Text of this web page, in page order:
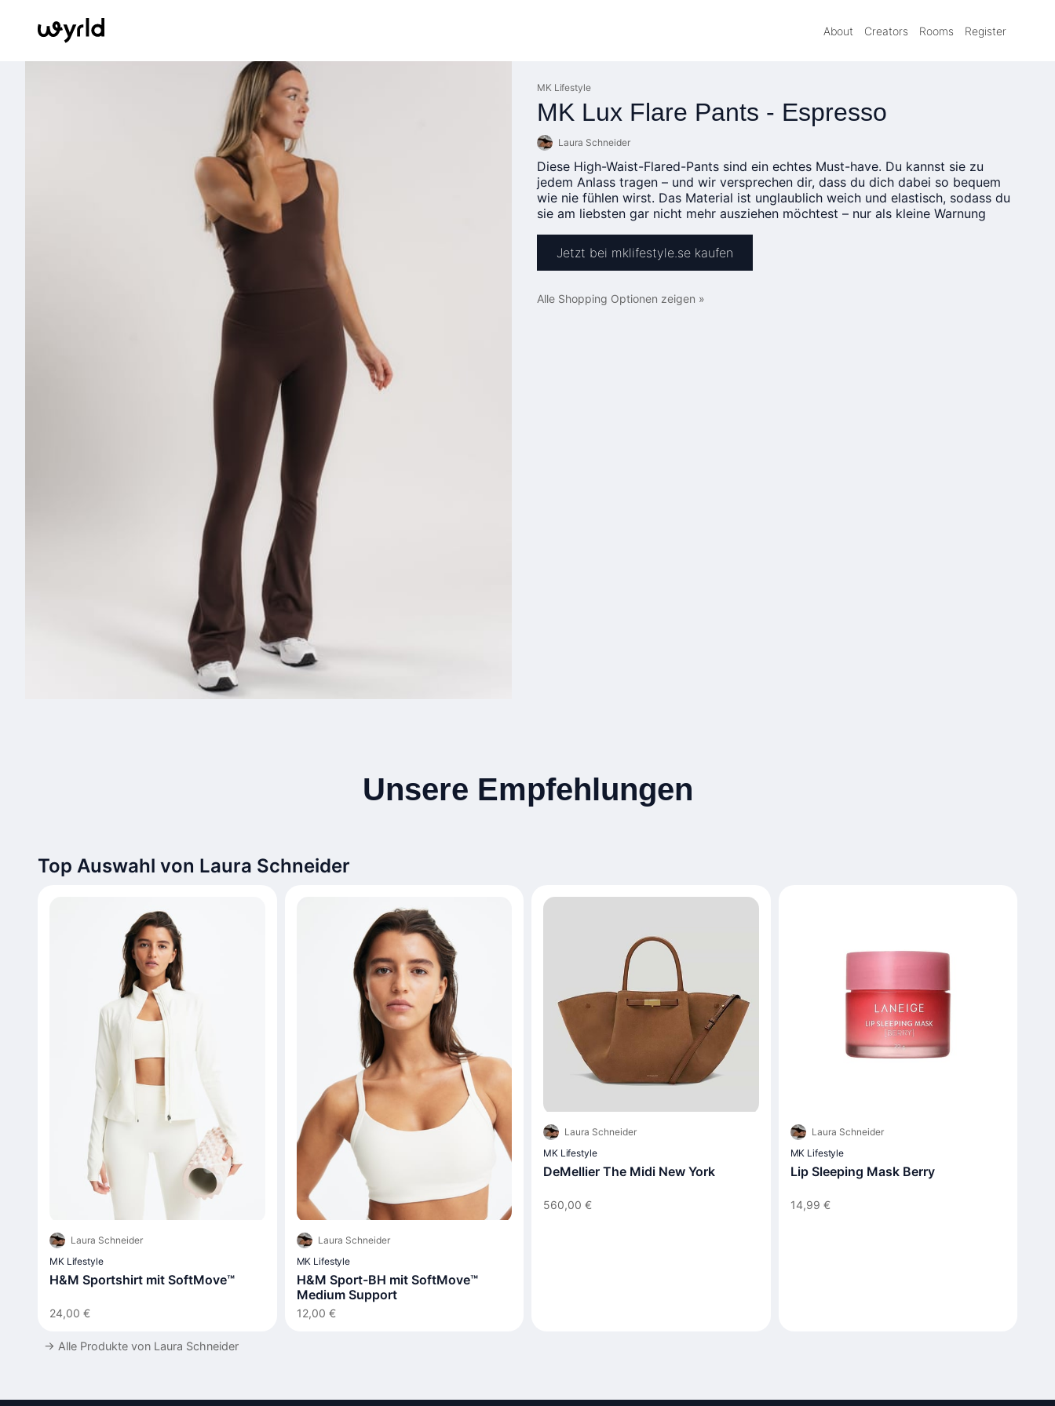
About Creators Rooms Register
MK Lifestyle
MK Lux Flare Pants - Espresso
Laura Schneider
Diese High-Waist-Flared-Pants sind ein echtes Must-have. Du kannst sie zu
jedem Anlass tragen – und wir versprechen dir, dass du dich dabei so bequem
wie nie fühlen wirst. Das Material ist unglaublich weich und elastisch, sodass du
sie am liebsten gar nicht mehr ausziehen möchtest – nur als kleine Warnung
Jetzt bei mklifestyle.se kaufen
Alle Shopping Optionen zeigen »
Unsere Empfehlungen
Top Auswahl von Laura Schneider
Laura Schneider
MK Lifestyle
H&M Sportshirt mit SoftMove™
24,00 €
Laura Schneider
MK Lifestyle
H&M Sport-BH mit SoftMove™
Medium Support
12,00 €
Laura Schneider
MK Lifestyle
DeMellier The Midi New York
560,00 €
Laura Schneider
MK Lifestyle
Lip Sleeping Mask Berry
14,99 €
→ Alle Produkte von Laura Schneider